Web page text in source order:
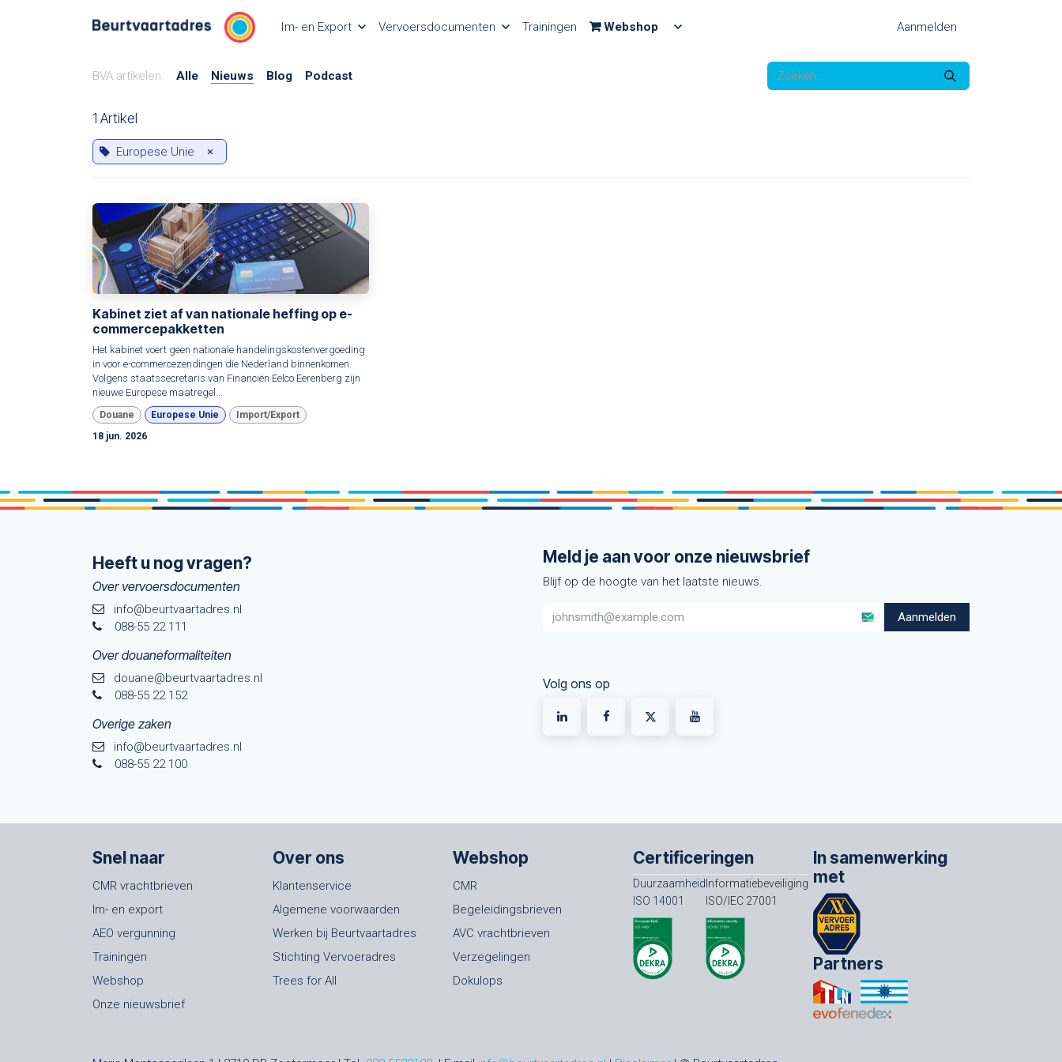
Im- en Export
Vervoersdocumenten Trainingen Webshop Aanmelden
BVA artikelen: Alle Nieuws Blog Podcast
1 Artikel
Europese Unie ×
Kabinet ziet af van nationale heffing op e-
commercepakketten
Het kabinet voert geen nationale handelingskostenvergoeding
in voor e-commercezendingen die Nederland binnenkomen.
Volgens staatssecretaris van Financiën Eelco Eerenberg zijn
nieuwe Europese maatregel...
Douane Europese Unie
Import/Export
18 jun. 2026
Heeft u nog vragen?
Over vervoersdocumenten
info@beurtvaartadres.nl
088-55 22 111
Over douaneformaliteiten
douane@beurtvaarta​dres.nl
088-55 22 152
Overige zaken
info@beurtvaartadres.nl
088-55 22 100
Meld je aan voor onze nieuwsbrief
Blijf op de hoogte van het laatste nieuws.
Aanmelden
Volg ons op
Snel naar
CMR vrachtbrieven
Im- en export
AEO vergunning
Trainingen
Webshop
Onze nieuwsbrief
Over ons
Klantenservice
Algemene voorwaarden
Werken bij Beurtvaartadres
Stichting Vervoeradres
Trees for All
Webshop
CMR
Begeleidingsbrieven
AVC vrachtbrieven
Verzegelingen
Dokulops
Certificeringen
Duurzaamheid
ISO 14001
Informatiebeveiliging
ISO/IEC 27001
In samenwerking
met
Partners